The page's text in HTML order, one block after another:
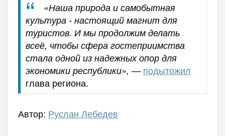
«Наша природа и самобытная
культура - настоящий магнит для
туристов. И мы продолжим делать
всеё, чтобы сфера гостеприимства
стала одной из надежных опор для
экономики республики», — подытожил
глава региона.
Автор: Руслан Лебедев